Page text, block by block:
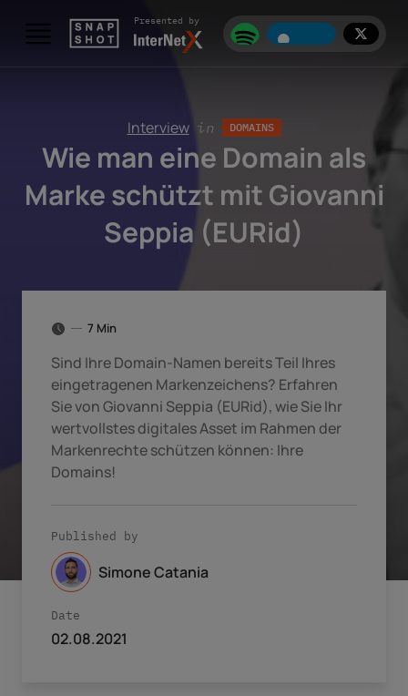
Presented by
Interview in DOMAINS
Wie man eine Domain als
Marke schützt mit Giovanni
Seppia (EURid)
7 Min
Sind Ihre Domain-Namen bereits Teil Ihres
eingetragenen Markenzeichens? Erfahren
Sie von Giovanni Seppia (EURid), wie Sie Ihr
wertvollstes digitales Asset im Rahmen der
Markenrechte schützen können: Ihre
Domains!
Published by
Simone Catania
Date
02.08.2021